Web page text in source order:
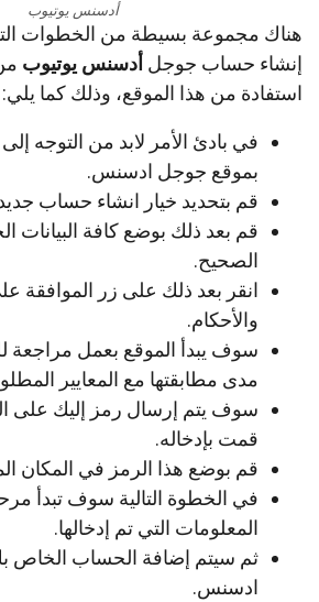
أدسنس يوتيوب
هناك مجموعة بسيطة من الخطوات
إنشاء حساب جوجل أدسنس يوتيوب
استفادة من هذا الموقع، وذلك كما يلي:
في بادئ الأمر لابد من التوجه
بموقع جوجل ادسنس.
قم بتحديد خيار انشاء حساب
قم بعد ذلك بوضع كافة البيانات
الصحيح.
انقر بعد ذلك على زر الموافقة
والأحكام.
سوف يبدأ الموقع بعمل مراجعة
مدى مطابقتها مع المعايير
سوف يتم إرسال رمز إليك على
قمت بإدخاله.
قم بوضع هذا الرمز في المكان
في الخطوة التالية سوف تبدأ
المعلومات التي تم إدخالها.
ثم سيتم إضافة الحساب الخاص
ادسنس.